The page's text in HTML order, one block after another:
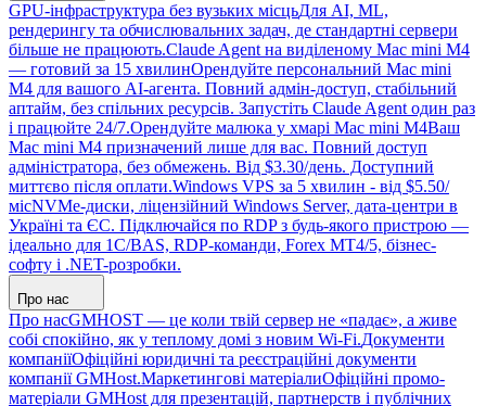
GPU-інфраструктура без вузьких місцьДля AI, ML,
рендерингу та обчислювальних задач, де стандартні сервери
більше не працюють.Claude Agent на виділеному Mac mini M4
— готовий за 15 хвилинОрендуйте персональний Mac mini
M4 для вашого AI-агента. Повний адмін-доступ, стабільний
аптайм, без спільних ресурсів. Запустіть Claude Agent один раз
і працюйте 24/7.Орендуйте малюка у хмарі Mac mini M4Ваш
Mac mini M4 призначений лише для вас. Повний доступ
адміністратора, без обмежень. Від $3.30/день. Доступний
миттєво після оплати.Windows VPS за 5 хвилин - від $5.50/
місNVMe-диски, ліцензійний Windows Server, дата-центри в
Україні та ЄС. Підключайся по RDP з будь-якого пристрою —
ідеально для 1С/BAS, RDP-команди, Forex MT4/5, бізнес-
софту і .NET-розробки.
Про нас
Про насGMHOST — це коли твій сервер не «падає», а живе
собі спокійно, як у теплому домі з новим Wi-Fi.Документи
компаніїОфіційні юридичні та реєстраційні документи
компанії GMHost.Маркетингові матеріалиОфіційні промо-
матеріали GMHost для презентацій, партнерств і публічних